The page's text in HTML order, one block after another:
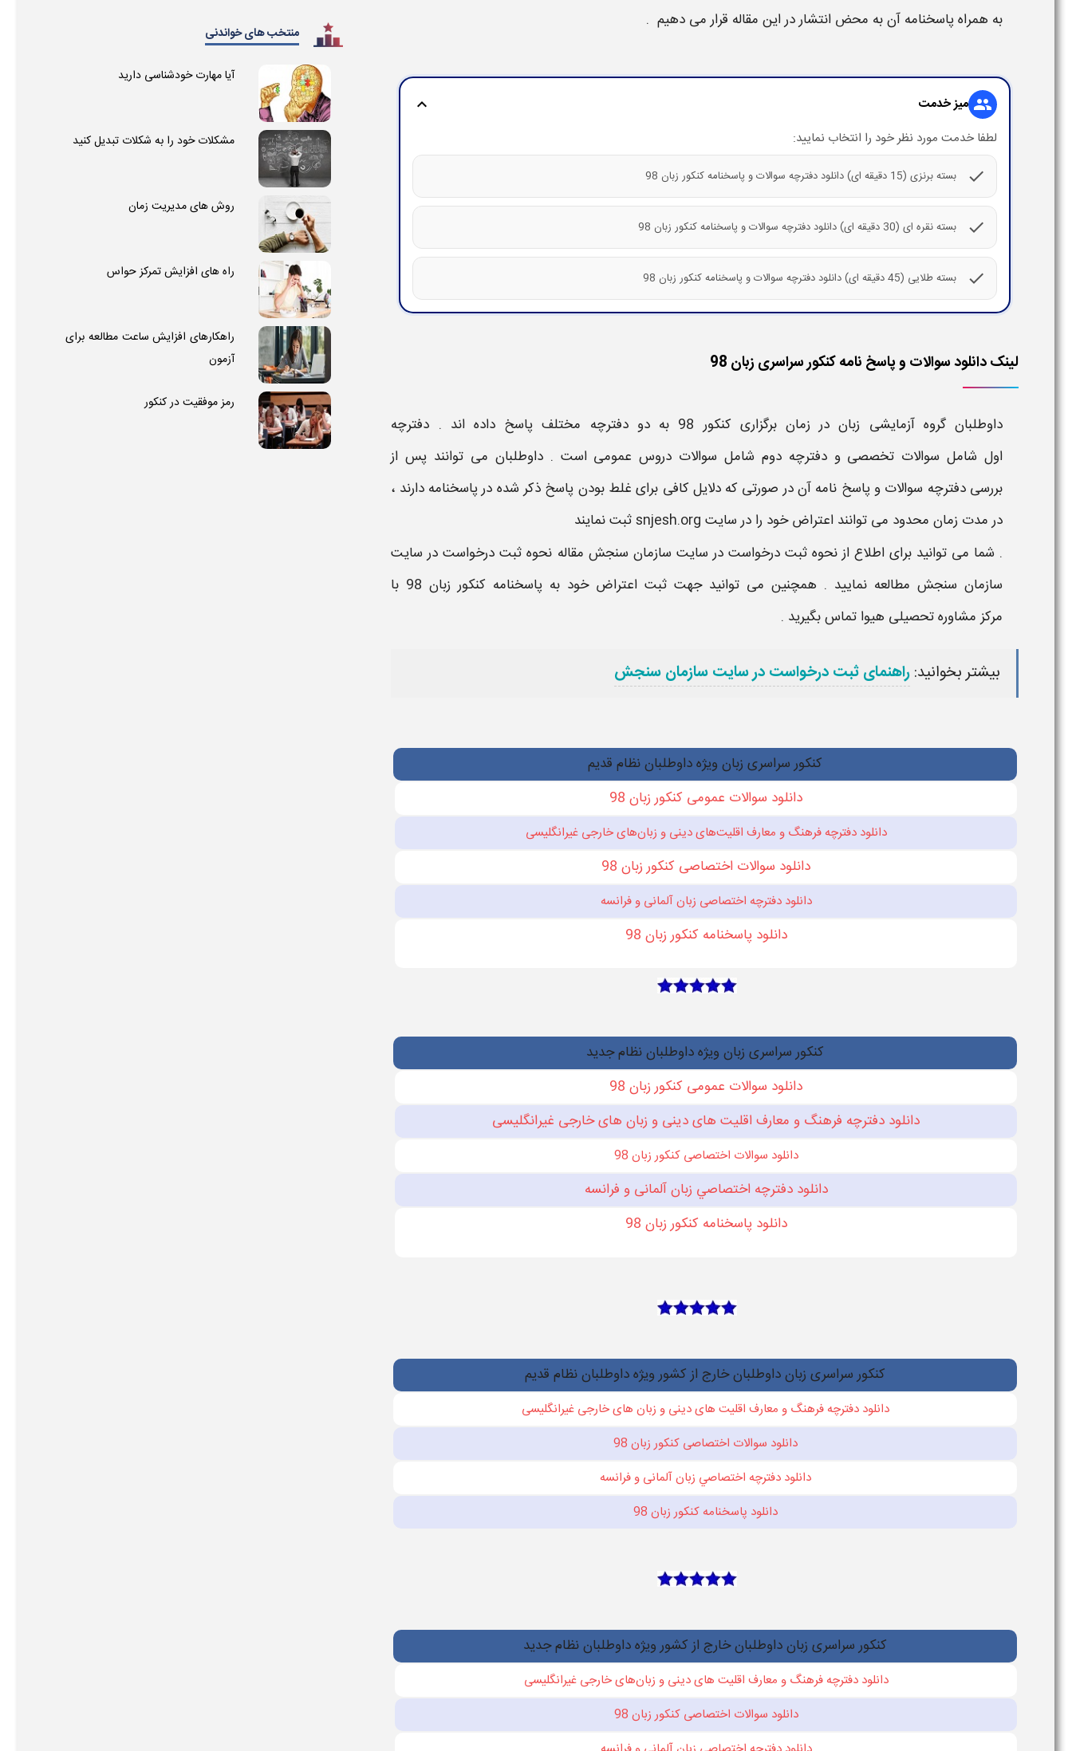
به همراه پاسخنامه آن به محض انتشار در این مقاله قرار می دهیم .
group میز خدمت expand_more
لطفا خدمت مورد نظر خود را انتخاب نمایید:
check بسته برنزی (15 دقیقه ای) دانلود دفترچه سوالات و پاسخنامه کنکور زبان 98
check بسته نقره ای (30 دقیقه ای) دانلود دفترچه سوالات و پاسخنامه کنکور زبان 98
check بسته طلایی (45 دقیقه ای) دانلود دفترچه سوالات و پاسخنامه کنکور زبان 98
لینک دانلود سوالات و پاسخ نامه کنکور سراسری زبان 98
داوطلبان گروه آزمایشی زبان در زمان برگزاری کنکور 98 به دو دفترچه مختلف پاسخ داده اند . دفترچه
اولشامل سوالات تخصصی و دفترچه دوم شامل سوالات دروس عمومی است . داوطلبان می توانند پس از
بررسیدفترچه سوالات وپاسخ نامه آن در صورتی که دلایل کافی برای غلط بودن پاسخ ذکر شده در پاسخنامه دارند ،
در مدت زمان محدود می توانند اعتراض خود را در سایت
ثبت نمایند
. شما می توانید برای اطلاع از نحوه ثبت درخواست در سایت سازمان سنجش مقاله نحوه ثبت درخواست در سایت
سازمان سنجشمطالعه نمایید . همچنین می توانید جهت ثبت اعتراض خود به پاسخنامه کنکور زبان 98 با
مرکز مشاوره تحصیلی هیوا تماس بگیرید .
بیشتر بخوانید:راهنمای ثبت درخواست در سایت سازمان سنجش
کنکور سراسری زبان ویژه داوطلبان نظام قدیم
دانلود سوالات عمومی کنکور زبان ​98
دانلود دفترچه فرهنگ و معارف اقليت‌های دينی و زبان‌های خارجی غيرانگليسی
دانلود سوالات اختصاصی کنکور زبان 98
دانلود دفترچه اختصاصی زبان آلمانی و فرانسه
دانلود پاسخنامه کنکور زبان 98
کنکور سراسری زبان ویژه داوطلبان نظام جدید
دانلود سوالات عمومی کنکور زبان ​98
دانلود دفترچه فرهنگ و معارف اقليت‌ های دينی و زبان‌ های خارجی غيرانگليسی
دانلود سوالات اختصاصی کنکور زبان 98
دانلوددفترچه اختصاصي زبان آلمانی و فرانسه
دانلود پاسخنامه کنکور زبان 98
کنکور سراسری زبان داوطلبان خارج از کشور ویژه داوطلبان نظام قدیم
دانلود دفترچه فرهنگ و معارف اقليت‌ های دينی و زبان‌ های خارجی غيرانگليسی
دانلود سوالات اختصاصی کنکور زبان 98
دانلود دفترچه اختصاصي زبان آلمانی و فرانسه
دانلود پاسخنامه کنکور زبان 98
کنکور سراسری زبان داوطلبان خارج از کشور ویژه داوطلبان نظام جدید
دانلود دفترچه فرهنگ و معارف اقليت‌ های دينی و زبان‌های خارجی غيرانگليسی
دانلود سوالات اختصاصی کنکور زبان 98
منتخب های خواندنی
آیا مهارت خودشناسی دارید
مشکلات خود را به شکلات تبدیل کنید
روش های مدیریت زمان
راه های افزایش تمرکز حواس
راهکارهای افزایش ساعت مطالعه برای
آزمون
رمز موفقیت در کنکور